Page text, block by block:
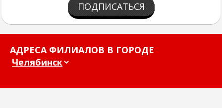
ПОДПИСАТЬСЯ
АДРЕСА ФИЛИАЛОВ В ГОРОДЕ